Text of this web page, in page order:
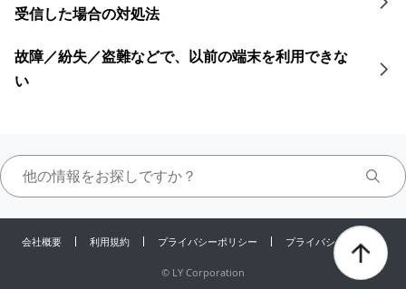
受信した場合の対処法
故障／紛失／盗難などで、以前の端末を利用できな
い
会社概要 利用規約 プライバシーポリシー プライバシーセンター
© LY Corporation